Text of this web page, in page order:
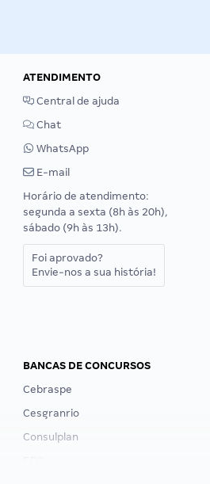
ATENDIMENTO
Central de ajuda
Chat
WhatsApp
E-mail
Horário de atendimento:
segunda a sexta (8h às 20h),
sábado (9h às 13h).
Foi aprovado?
Envie-nos a sua história!
BANCAS DE CONCURSOS
Cebraspe
Cesgranrio
Consulplan